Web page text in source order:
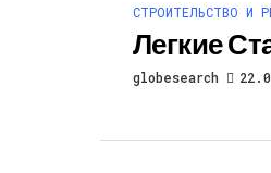
СТРОИТЕЛЬСТВО И
Легкие
globesearch